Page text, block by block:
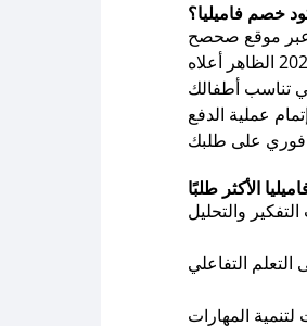
خصم فاميليا؟
الأكثر طلبًا